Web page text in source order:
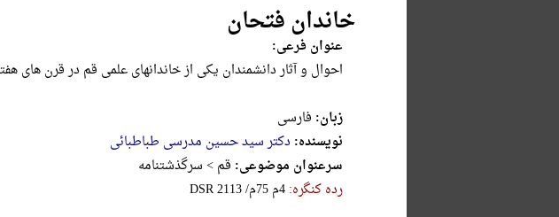
خاندان فتحان
عنوان فرعی:
احوال و آثار دانشمندان یکی از خاندانهای علمی قم در قرن های
زبان: فارسی
نویسنده: دکتر سید حسین مدرسی طباطبائی
سرعنوان موضوعی: قم > سرگذشتنامه
رده کنگره:‎D‎S‎R‎ ‎2‎1‎1‎3‎ ‎/‎م‎7‎5‎ ‎م‎4‎